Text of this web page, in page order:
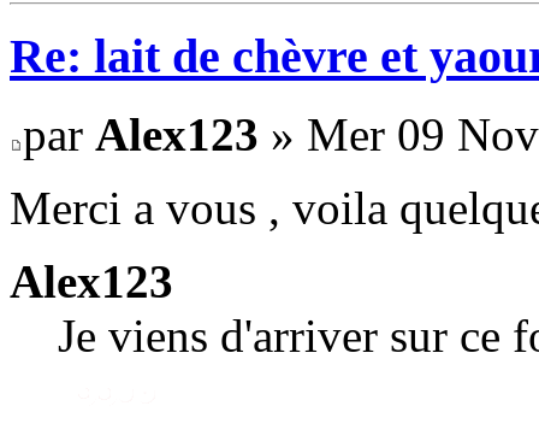
Re: lait de chèvre et
par Alex123 » Mer 09
Merci a vous , voila
Alex123
Je viens d'arriver sur ce